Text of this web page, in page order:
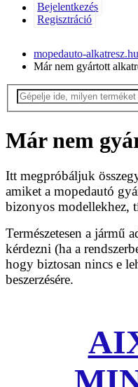
Bejelentkezés
Regisztráció
mopedauto-alkatresz.hu
Már nem gyártott
Már nem
Itt megpróbáljuk
amiket a mopedautó
bizonyos modellekhez,
Természetesen a jármű
kérdezni (ha a
hogy biztosan nincs e
beszerzésére.